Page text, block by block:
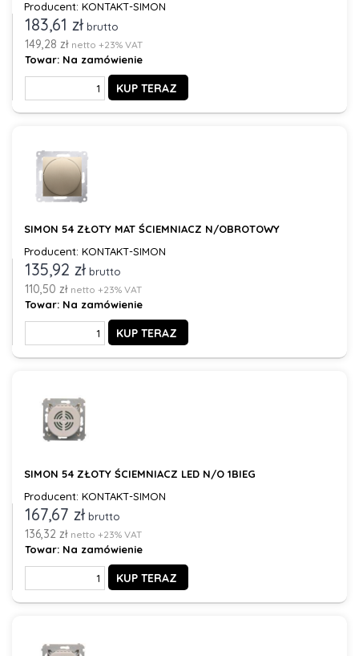
Producent: KONTAKT-SIMON
183,61 zł brutto
149,28 zł netto +23% VAT
Towar: Na zamówienie
KUP TERAZ
SIMON 54 ZŁOTY MAT ŚCIEMNIACZ N/OBROTOWY
Producent: KONTAKT-SIMON
135,92 zł brutto
110,50 zł netto +23% VAT
Towar: Na zamówienie
KUP TERAZ
SIMON 54 ZŁOTY ŚCIEMNIACZ LED N/O 1BIEG
Producent: KONTAKT-SIMON
167,67 zł brutto
136,32 zł netto +23% VAT
Towar: Na zamówienie
KUP TERAZ